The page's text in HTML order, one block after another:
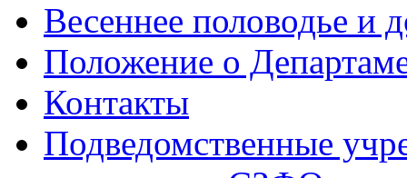
Весеннее половодье и
Положение о
Контакты
Подведомственные